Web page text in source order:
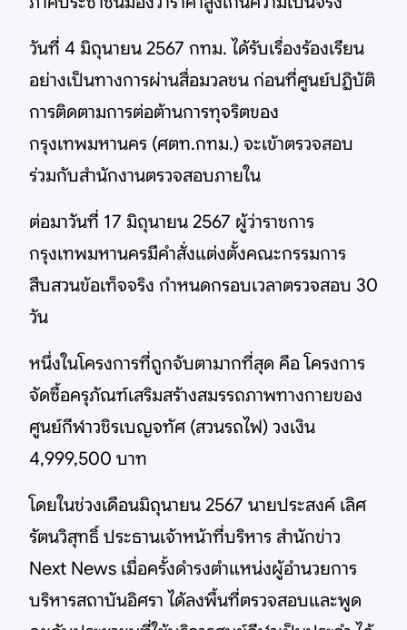
วันที่ 4 มิถุนายน 2567 กทม. ได้รับเรื่องร้องเรียน
อย่างเป็นทางการผ่านสื่อมวลชน ก่อนที่ศูนย์ปฏิบัติ
การติดตามการต่อต้านการทุจริตของ
กรุงเทพมหานคร (ศตท.กทม.) จะเข้าตรวจสอบ
ร่วมกับสำนักงานตรวจสอบภายใน
ต่อมาวันที่ 17 มิถุนายน 2567 ผู้ว่าราชการ
กรุงเทพมหานครมีคำสั่งแต่งตั้งคณะกรรมการ
สืบสวนข้อเท็จจริง กำหนดกรอบเวลาตรวจสอบ 30
วัน
หนึ่งในโครงการที่ถูกจับตามากที่สุด คือ โครงการ
จัดซื้อครุภัณฑ์เสริมสร้างสมรรถภาพทางกายของ
ศูนย์กีฬาวชิรเบญจทัศ (สวนรถไฟ) วงเงิน
4,999,500 บาท
โดยในช่วงเดือนมิถุนายน 2567 นายประสงค์ เลิศ
รัตนวิสุทธิ์ ประธานเจ้าหน้าที่บริหาร สำนักข่าว
Next News เมื่อครั้งดำรงตำแหน่งผู้อำนวยการ
บริหารสถาบันอิศรา ได้ลงพื้นที่ตรวจสอบและพูด